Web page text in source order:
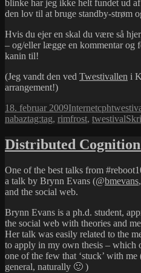
blinke har jeg ikke helt fundet ud
den lov til at bruge standby-strøm
Hvis du ejer en skal du være så
– og/eller lægge en kommentar og
kanin til!
(Jeg vandt den ved Twestivallen i
arrangement!)
Udgivet
i
18. februar 2009Kategorier
InternetTags
nabaztag:tag, rimfrost, twestival
Distributed
One of the best talks from
a talk by Brynn Evans (@bmevans,
and the social web.
Brynn Evans is a ph.d. student,
the social web with theories and
Her talk was easily related to the
to apply in my own thesis – which
one of the few that ‘stuck’ with
general, naturally 🙂 )